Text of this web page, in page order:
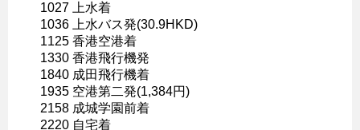
1027 上水着
1036 上水バス発(30.9HKD)
1125 香港空港着
1330 香港飛行機発
1840 成田飛行機着
1935 空港第二発(1,384円)
2158 成城学園前着
2220 自宅着